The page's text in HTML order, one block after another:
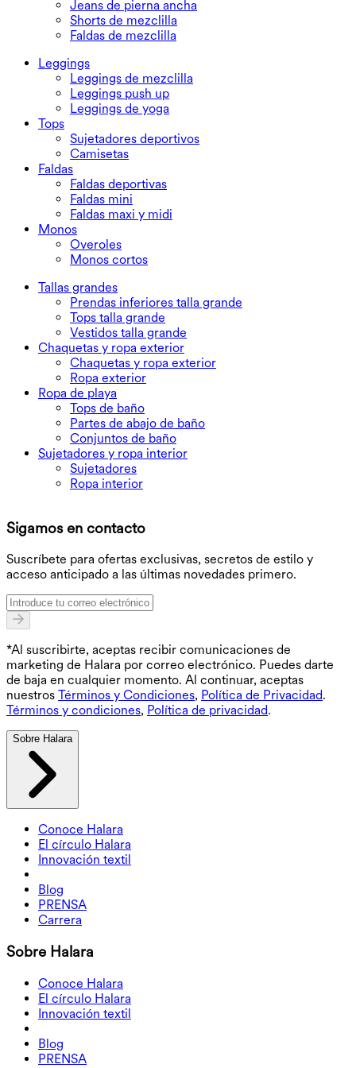
Jeans de pierna ancha
Shorts de mezclilla
Faldas de mezclilla
Leggings
Leggings de mezclilla
Leggings push up
Leggings de yoga
Tops
Sujetadores deportivos
Camisetas
Faldas
Faldas deportivas
Faldas mini
Faldas maxi y midi
Monos
Overoles
Monos cortos
Tallas grandes
Prendas inferiores talla grande
Tops talla grande
Vestidos talla grande
Chaquetas y ropa exterior
Chaquetas y ropa exterior
Ropa exterior
Ropa de playa
Tops de baño
Partes de abajo de baño
Conjuntos de baño
Sujetadores y ropa interior
Sujetadores
Ropa interior
Sigamos en contacto
Suscríbete para ofertas exclusivas, secretos de estilo y
acceso anticipado a las últimas novedades primero.
*Al suscribirte, aceptas recibir comunicaciones de
marketing de Halara por correo electrónico. Puedes darte
de baja en cualquier momento. Al continuar, aceptas
nuestros Términos y Condiciones, Política de Privacidad.
Términos y condiciones, Política de privacidad.
Sobre Halara
Conoce Halara
El círculo Halara
Innovación textil
Blog
PRENSA
Carrera
Sobre Halara
Conoce Halara
El círculo Halara
Innovación textil
Blog
PRENSA